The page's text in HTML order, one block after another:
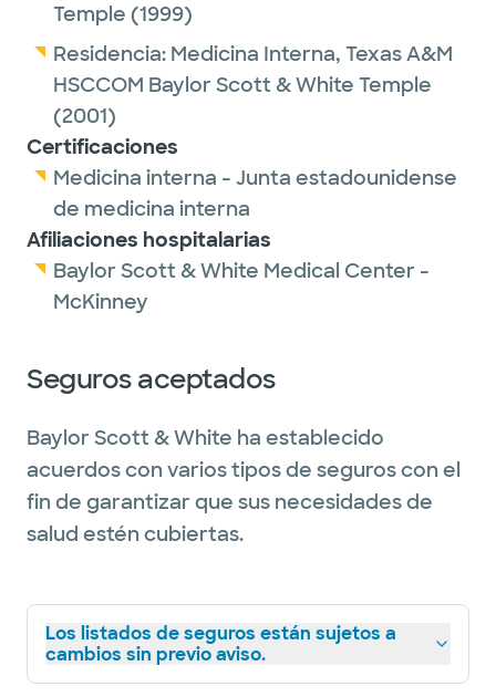
Temple (1999)
Residencia: Medicina Interna, Texas A&M
HSCCOM Baylor Scott & White Temple
(2001)
Certificaciones
Medicina interna - Junta estadounidense
de medicina interna
Afiliaciones hospitalarias
Baylor Scott & White Medical Center -
McKinney
Seguros aceptados
Baylor Scott & White ha establecido
acuerdos con varios tipos de seguros con el
fin de garantizar que sus necesidades de
salud estén cubiertas.
Los listados de seguros están sujetos a
cambios sin previo aviso.